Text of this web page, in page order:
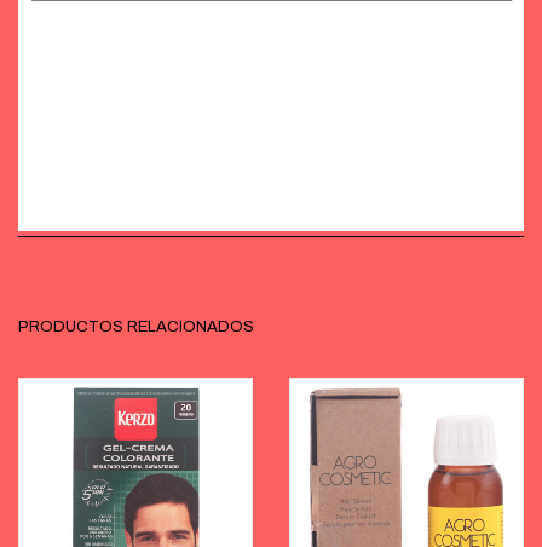
PRODUCTOS RELACIONADOS